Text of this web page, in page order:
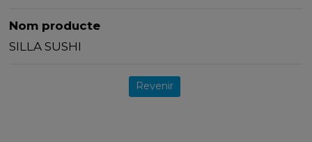
Nom producte
SILLA SUSHI
Revenir